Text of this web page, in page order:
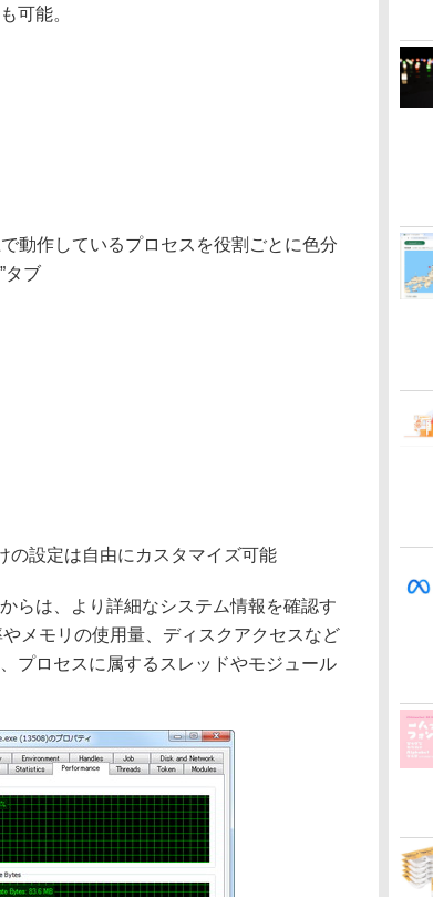
可能。
動作しているプロセスを役割ごとに色分
タブ
の設定は自由にカスタマイズ可能
らは、より詳細なシステム情報を確認す
メモリの使用量、ディスクアクセスなど
プロセスに属するスレッドやモジュール